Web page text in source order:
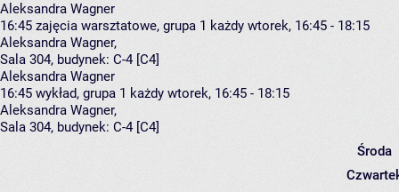
Aleksandra Wagner
16:45 zajęcia warsztatowe, grupa 1 każdy wtorek, 16:45 - 18:15
Aleksandra Wagner,
Sala 304, budynek: C-4 [C4]
Aleksandra Wagner
16:45 wykład, grupa 1 każdy wtorek, 16:45 - 18:15
Aleksandra Wagner,
Sala 304, budynek: C-4 [C4]
Środa